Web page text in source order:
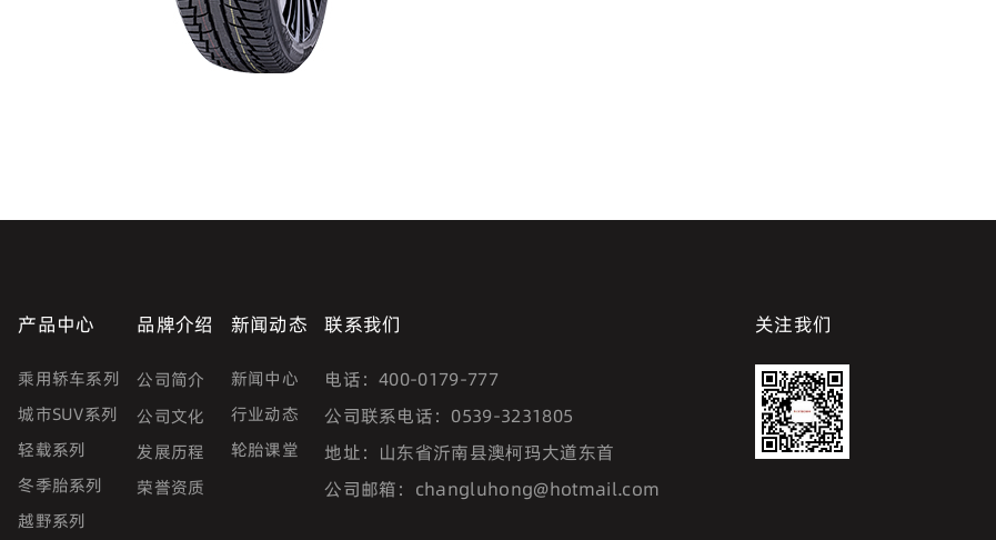
产品中心
乘用轿车系列
城市SUV系列
轻载系列
冬季胎系列
越野系列
品牌介绍
公司简介
公司文化
发展历程
荣誉资质
新闻动态
新闻中心
行业动态
轮胎课堂
联系我们
电话：400-0179-777
公司联系电话： 0539-3231805
地址： 山东省沂南县澳柯玛大道东首
公司邮箱： changluhong@hotmail.com
关注我们